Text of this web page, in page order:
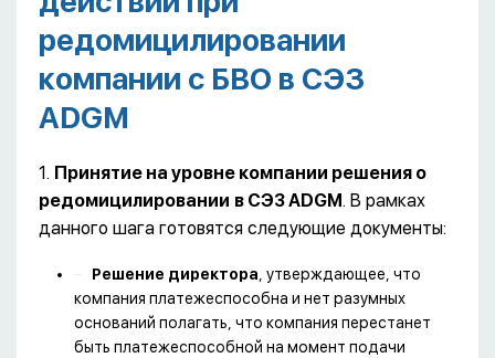
редомицилировании
компании с БВО в СЭЗ
ADGM
1. Принятие на уровне компании решения о
редомицилировании в СЭЗ ADGM. В рамках
данного шага готовятся следующие документы:
Решение директора, утверждающее, что
компания платежеспособна и нет разумных
оснований полагать, что компания перестанет
быть платежеспособной на момент подачи